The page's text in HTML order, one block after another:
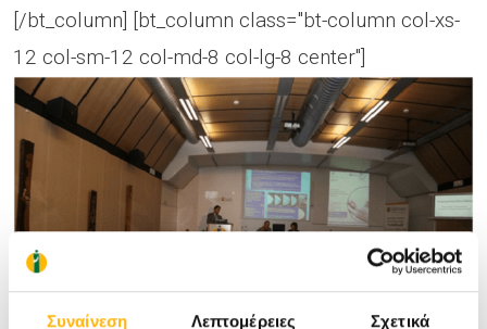
Συναίνεση Λεπτομέρειες Σχετικά
[/bt_column] [bt_column class="bt-column col-xs-
12 col-sm-12 col-md-8 col-lg-8 center"]